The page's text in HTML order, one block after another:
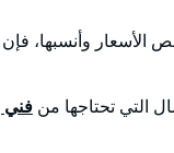
الأسعار وأنسبها،
التي تحتاجها من فني